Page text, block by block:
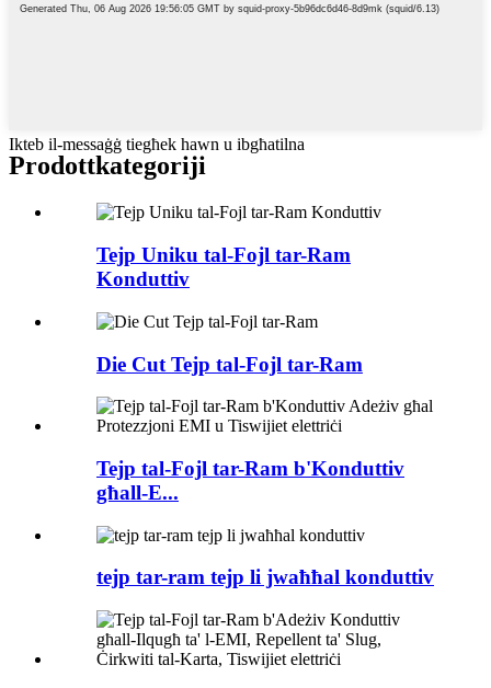
Ikteb il-messaġġ tiegħek hawn u ibgħatilna
Prodottkategoriji
Tejp Uniku tal-Fojl tar-Ram
Konduttiv
Die Cut Tejp tal-Fojl tar-Ram
Tejp tal-Fojl tar-Ram b'Konduttiv
għall-E...
tejp tar-ram tejp li jwaħħal konduttiv